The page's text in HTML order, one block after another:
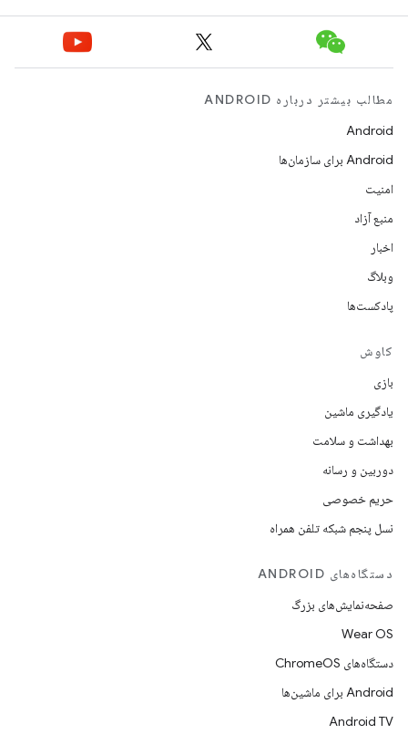
مطالب بیشتر درباره ANDROID
Android
Android برای سازمان‌ها
امنیت
منبع آزاد
اخبار
وبلاگ
پادکست‌ها
کاوش
بازی
یادگیری ماشین
بهداشت و سلامت
دوربین و رسانه
حریم خصوصی
نسل پنجم شبکه تلفن همراه
دستگاه‌های ANDROID
صفحه‌نمایش‌های بزرگ
Wear OS
دستگاه‌های ChromeOS
Android برای ماشین‌ها
Android TV